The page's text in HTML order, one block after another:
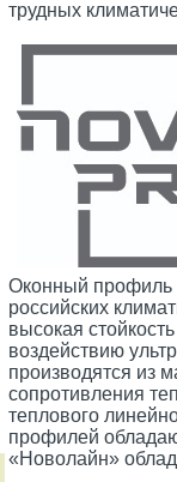
трудных
Оконный профиль
российских
высокая
воздействию
производятся из
сопротивления
теплового
профилей
«Новолайн»